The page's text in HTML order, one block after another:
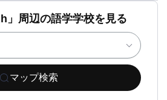
」周辺の語学学校を見る
マップ検索